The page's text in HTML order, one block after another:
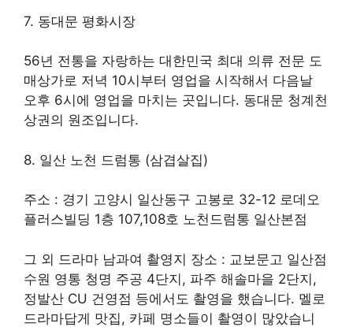
7. 동대문 평화시장
56년 전통을 자랑하는 대한민국 최대 의류 전문 도
매상가로 저녁 10시부터 영업을 시작해서 다음날
오후 6시에 영업을 마치는 곳입니다. 동대문 청계천
상권의 원조입니다.
8. 일산 노천 드럼통 (삼겹살집)
주소 : 경기 고양시 일산동구 고봉로 32-12 로데오
플러스빌딩 1층 107,108호 노천드럼통 일산본점
그 외 드라마 남과여 촬영지 장소 : 교보문고 일산점
수원 영통 청명 주공 4단지, 파주 해솔마을 2단지,
정발산 CU 건영점 등에서도 촬영을 했습니다. 멜로
드라마답게 맛집, 카페 명소들이 촬영이 많았습니